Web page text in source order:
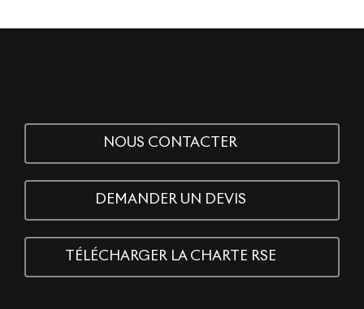
NOUS CONTACTER
DEMANDER UN DEVIS
TÉLÉCHARGER LA CHARTE RSE